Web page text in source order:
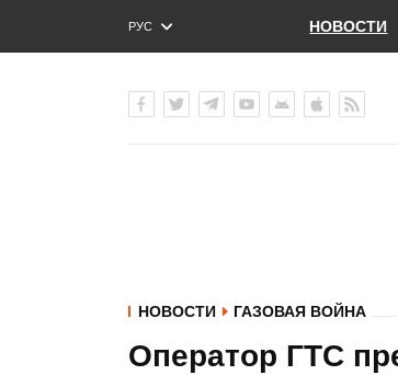
РУС
ENG
НОВОСТИ
НОВОСТИ ГАЗОВАЯ ВОЙНА
Оператор ГТС